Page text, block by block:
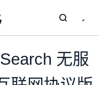
无服